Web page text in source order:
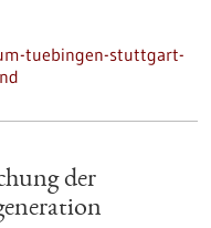
tuebingen-stuttgart-
der